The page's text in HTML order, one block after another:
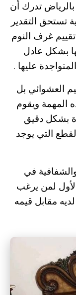
تدرك أن
تستحق التقدير
غرف النوم
بشكل عادل
عليها .
العشوائي بل
المهمة ويقوم
بشكل دقيق
التي يوجد
في
لمن يرغب
مقابل قيمه